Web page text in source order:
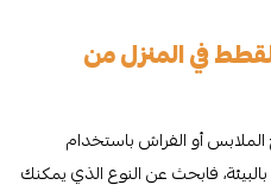
في المنزل من
أو الفراش باستخدام
فابحث عن النوع الذي يمكنك